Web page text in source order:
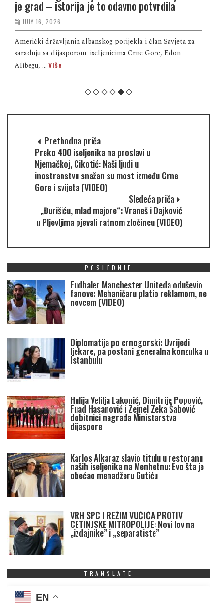
je grad – istorija je to odavno potvrdila
JULY 16, 2026
Američki državljanin albanskog porijekla i član Savjeta za
saradnju sa dijasporom–iseljenicima Crne Gore, Edon
Alibegu, ... Više
Prethodna priča
Preko 400 iseljenika na proslavi u
Njemačkoj, Cikotić: Naši ljudi u
inostranstvu snažan su most između Crne
Gore i svijeta (VIDEO)
Sledeća priča
„Đurišiću, mlad majore“: Vraneš i Dajković
u Pljevljima pjevali ratnom zločincu (VIDEO)
POSLEDNJE
Fudbaler Manchester Uniteda oduševio
fanove: Mehaničaru platio reklamom, ne
novcem (VIDEO)
Diplomatija po crnogorski: Uvrijedi
ljekare, pa postani generalna konzulka u
Istanbulu
Hulija Velilja Lakonić, Dimitrije Popović,
Fuad Hasanović i Zejnel Zeka Šabović
dobitnici nagrada Ministarstva
dijaspore
Karlos Alkaraz slavio titulu u restoranu
naših iseljenika na Menhetnu: Evo šta je
obećao menadžeru Gutiću
VRH SPC I REŽIM VUČIĆA PROTIV
CETINJSKE MITROPOLIJE: Novi lov na
„izdajnike” i „separatiste”
TRANSLATE
EN